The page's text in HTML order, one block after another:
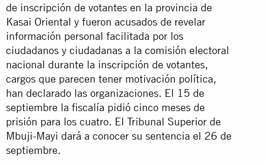
de inscripción de votantes en la provincia de
Kasai Oriental y fueron acusados de revelar
información personal facilitada por los
ciudadanos y ciudadanas a la comisión electoral
nacional durante la inscripción de votantes,
cargos que parecen tener motivación política,
han declarado las organizaciones. El 15 de
septiembre la fiscalía pidió cinco meses de
prisión para los cuatro. El Tribunal Superior de
Mbuji-Mayi dará a conocer su sentencia el 26 de
septiembre.